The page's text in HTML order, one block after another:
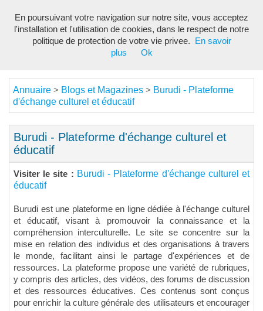
Annuaire > Blogs et Magazines > Burudi - Plateforme
d'échange culturel et éducatif
Burudi - Plateforme d'échange culturel et
éducatif
Visiter le site : Burudi - Plateforme d'échange culturel et
éducatif
Burudi est une plateforme en ligne dédiée à l'échange culturel
et éducatif, visant à promouvoir la connaissance et la
compréhension interculturelle. Le site se concentre sur la
mise en relation des individus et des organisations à travers
le monde, facilitant ainsi le partage d'expériences et de
ressources. La plateforme propose une variété de rubriques,
y compris des articles, des vidéos, des forums de discussion
et des ressources éducatives. Ces contenus sont conçus
pour enrichir la culture générale des utilisateurs et encourager
En poursuivant votre navigation sur notre site, vous acceptez
l'installation et l'utilisation de cookies, dans le respect de notre
politique de protection de votre vie privee.
En savoir
plus
Ok